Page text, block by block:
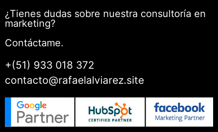
¿Tienes dudas sobre nuestra consultoría en
marketing?
Contáctame.
+(51) 933 018 372
contacto@rafaelalviarez.site